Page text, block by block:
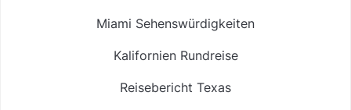
Miami Sehenswürdigkeiten
Kalifornien Rundreise
Reisebericht Texas